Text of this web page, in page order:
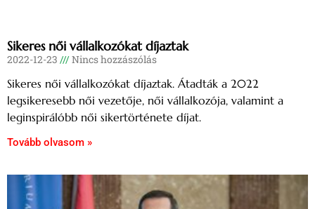
Sikeres női vállalkozókat díjaztak
2022-12-23 Nincs hozzászólás
Sikeres női vállalkozókat díjaztak. Átadták a 2022
legsikeresebb női vezetője, női vállalkozója, valamint a
leginspirálóbb női sikertörténete díjat.
Tovább olvasom »